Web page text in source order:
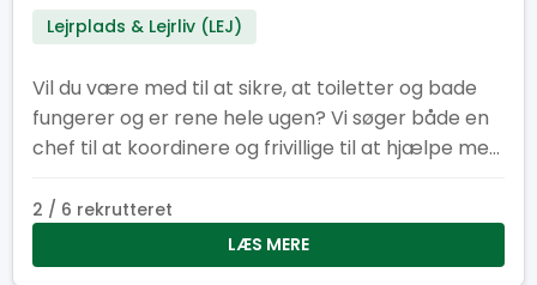
Lejrplads & Lejrliv (LEJ)
Vil du være med til at sikre, at toiletter og bade
fungerer og er rene hele ugen? Vi søger både en
chef til at koordinere og frivillige til at hjælpe med
2 / 6 rekrutteret
LÆS MERE